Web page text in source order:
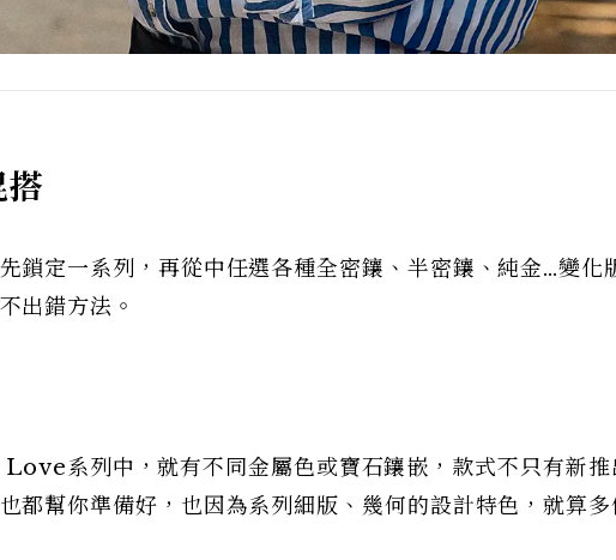
鎖定一系列，再從中任選各種全密鑲、半密鑲、純金…變化
出錯方法。
系列中，就有不同金屬色或寶石鑲嵌，款式不只有新推
都幫你準備好，也因為系列細版、幾何的設計特色，就算